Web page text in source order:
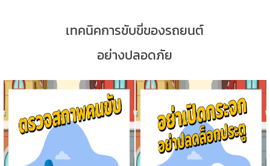
เทคนิคการขับขี่ของรถยนต์
อย่างปลอดภัย